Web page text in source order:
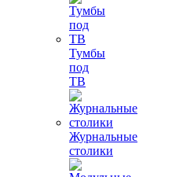
Тумбы
под
ТВ
Журнальные
столики